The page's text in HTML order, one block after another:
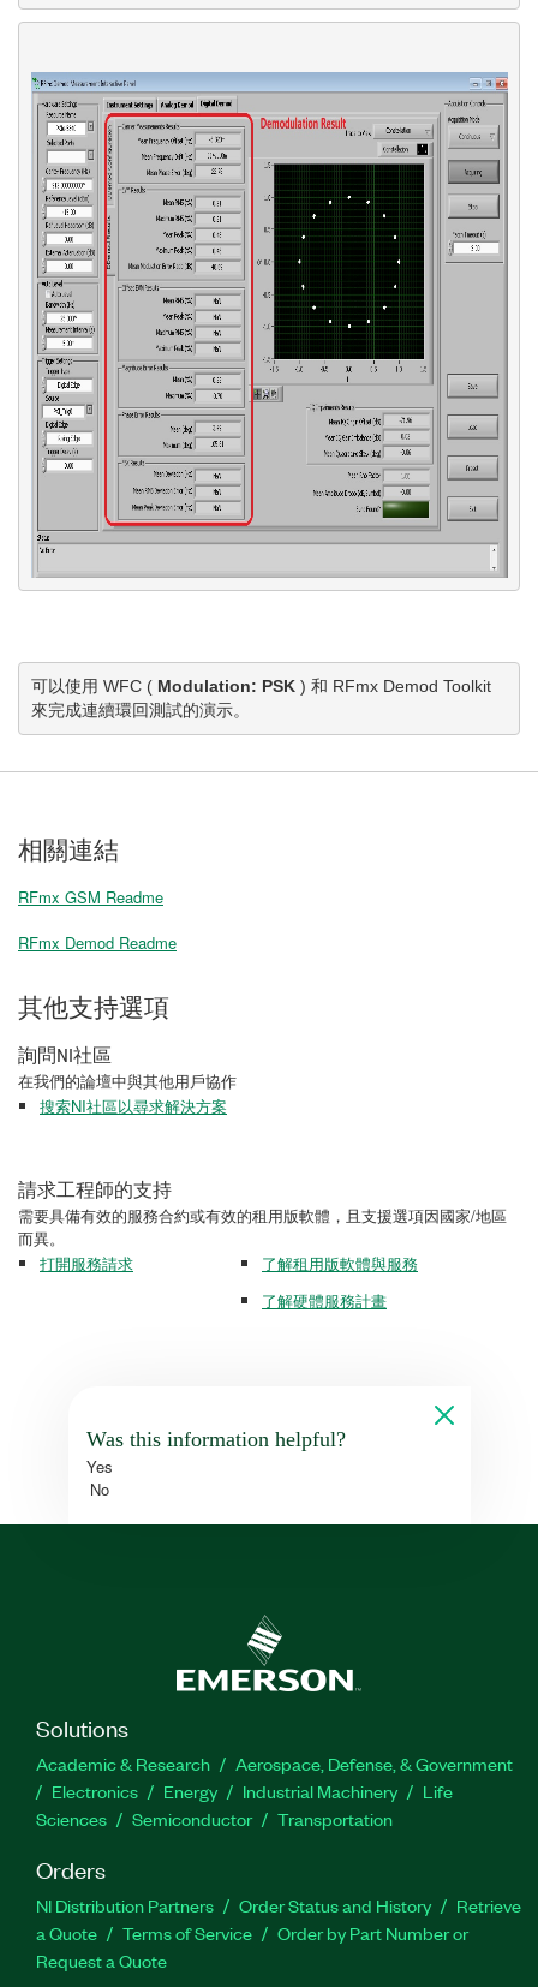
可以使用 WFC ( Modulation: PSK ) 和 RFmx Demod Toolkit
來完成連續環回測試的演示。
相關連結
RFmx GSM Readme
RFmx Demod Readme
其他支持選項
詢問NI社區
在我們的論壇中與其他用戶協作
搜索NI社區以尋求解決方案
請求工程師的支持
需要具備有效的服務合約或有效的租用版軟體，且支援選項因國家/地區
而異。
打開服務請求
了解租用版軟體與服務
了解硬體服務計畫
Was this information helpful?
Yes
No
Solutions
Academic & Research
Aerospace, Defense, & Government
Electronics
Energy Industrial Machinery
Life
Sciences
Semiconductor Transportation
Orders
NI Distribution Partners Order Status and History
Retrieve
a Quote
Terms of Service
Order by Part Number or
Request a Quote